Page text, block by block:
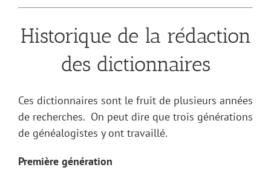
Historique de la rédaction
des dictionnaires
Ces dictionnaires sont le fruit de plusieurs années
de recherches. On peut dire que trois générations
de généalogistes y ont travaillé.
Première génération